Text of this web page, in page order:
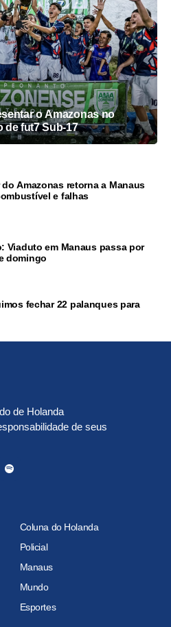
o Amazonas no
de fut7 Sub-17
Amazonas retorna a Manaus
e falhas
Viaduto em Manaus passa por
domingo
fechar 22 palanques para
de Holanda
de seus
Coluna do Holanda
Policial
Manaus
Mundo
Esportes